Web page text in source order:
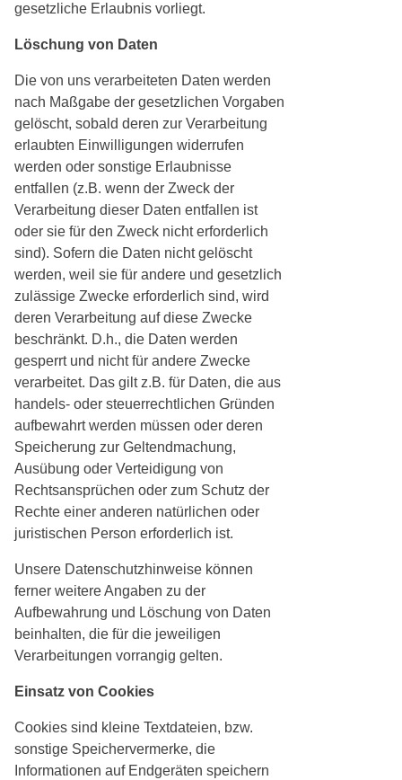
gesetzliche Erlaubnis vorliegt.
Löschung von Daten
Die von uns verarbeiteten Daten werden
nach Maßgabe der gesetzlichen Vorgaben
gelöscht, sobald deren zur Verarbeitung
erlaubten Einwilligungen widerrufen
werden oder sonstige Erlaubnisse
entfallen (z.B. wenn der Zweck der
Verarbeitung dieser Daten entfallen ist
oder sie für den Zweck nicht erforderlich
sind). Sofern die Daten nicht gelöscht
werden, weil sie für andere und gesetzlich
zulässige Zwecke erforderlich sind, wird
deren Verarbeitung auf diese Zwecke
beschränkt. D.h., die Daten werden
gesperrt und nicht für andere Zwecke
verarbeitet. Das gilt z.B. für Daten, die aus
handels- oder steuerrechtlichen Gründen
aufbewahrt werden müssen oder deren
Speicherung zur Geltendmachung,
Ausübung oder Verteidigung von
Rechtsansprüchen oder zum Schutz der
Rechte einer anderen natürlichen oder
juristischen Person erforderlich ist.
Unsere Datenschutzhinweise können
ferner weitere Angaben zu der
Aufbewahrung und Löschung von Daten
beinhalten, die für die jeweiligen
Verarbeitungen vorrangig gelten.
Einsatz von Cookies
Cookies sind kleine Textdateien, bzw.
sonstige Speichervermerke, die
Informationen auf Endgeräten speichern